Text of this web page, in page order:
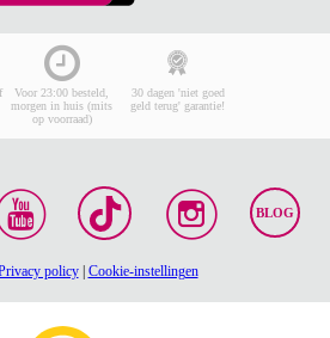
Voor 23:00 besteld,
morgen in huis (mits
op voorraad)
30 dagen 'niet goed
geld terug' garantie!
BLOG
policy| Cookie-instellingen